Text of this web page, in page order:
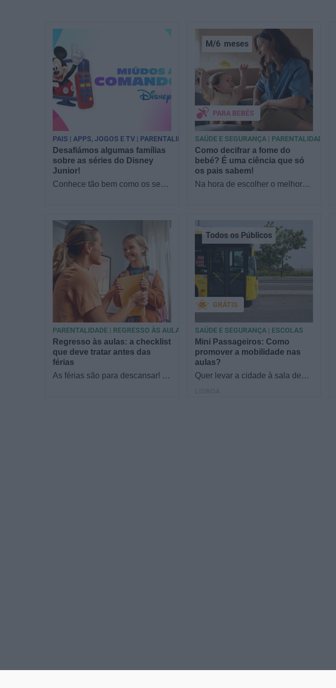
Desafiámos algumas famílias
sobre as séries do Disney
Junior!
Conhece tão bem como os seus
PAIS | APPS, JOGOS E TV | PARENTALIDADE
Como decifrar a fome do
bebé? É uma ciência que só
os pais sabem!
Na hora de escolher o melhor
M/6 meses
PARA BEBÉS
SAÚDE E SEGURANÇA | PARENTALIDADE
Regresso às aulas: a checklist
que deve tratar antes das
férias
As férias são para descansar! O
PARENTALIDADE | REGRESSO ÀS AULAS
Mini Passageiros: Como
promover a mobilidade nas
aulas?
Quer levar a cidade à sala de
Todos os Públicos
GRÁTIS
SAÚDE E SEGURANÇA | ESCOLAS